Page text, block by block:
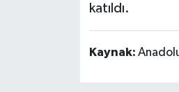
katıldı.
Kaynak: